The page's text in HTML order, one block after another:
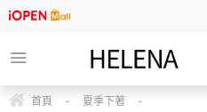
首頁 - 夏季下著
-